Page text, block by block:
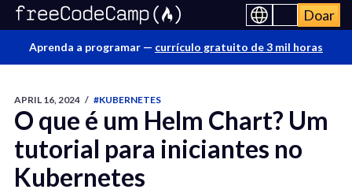
Doar
Aprenda a programar — currículo gratuito de 3 mil horas
APRIL 16, 2024 / #KUBERNETES
O que é um Helm Chart? Um
tutorial para iniciantes no
Kubernetes